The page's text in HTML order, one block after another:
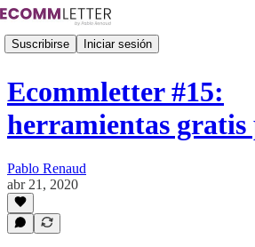
Suscribirse Iniciar sesión
Ecommletter #15:
herramientas
Pablo Renaud
abr 21, 2020